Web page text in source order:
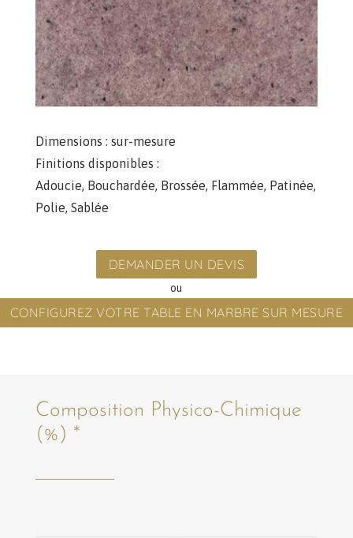
Dimensions : sur-mesure
Finitions disponibles :
Adoucie, Bouchardée, Brossée, Flammée, Patinée,
Polie, Sablée
DEMANDER UN DEVIS
ou
CONFIGUREZ VOTRE TABLE EN MARBRE SUR MESURE
Composition Physico-Chimique
(%) *